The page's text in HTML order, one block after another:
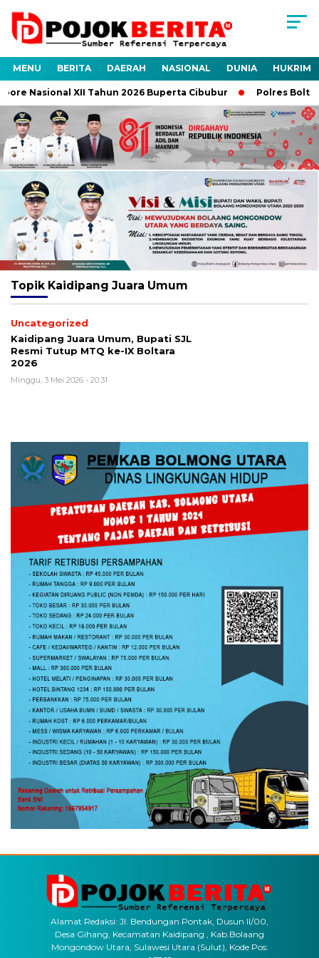
MENU BERITA DAERAH NASIONAL DUNIA HUKRIM
Nasional XII Tahun 2026 Buperta Cibubur Polres
Topik Kaidipang Juara Umum
Uncategorized
Kaidipang Juara Umum, Bupati SJL
Resmi Tutup MTQ ke-IX Boltara
2026
Minggu, 3 Mei 2026 - 20:31
Alamat Redaksi: Jl. Bendungan Pontak, Dusun II/00,
Desa Gihang, Kecamatan Kaidipang , Kab.Bolaang
Mongondow Utara, Sulawesi Utara (Sulut), Kode Pos: